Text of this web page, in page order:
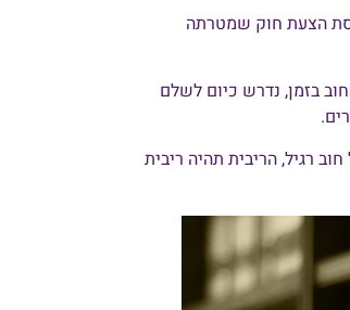
2021 הונחה על שולחן הכנסת הצעת חוק שמטרתה
בזמן, נדרש כיום לשלם
רגיל, הריבית תהיה ריבית